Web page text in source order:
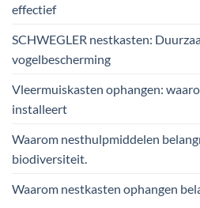
effectief
SCHWEGLER nestkasten:
vogelbescherming
Vleermuiskasten ophangen:
installeert
Waarom nesthulpmiddelen
biodiversiteit.
Waarom nestkasten ophangen